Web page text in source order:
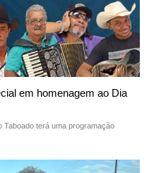
em homenagem ao Dia
Taboado terá uma programação